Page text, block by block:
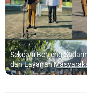
Sekcam Benjeng
dan Layanan